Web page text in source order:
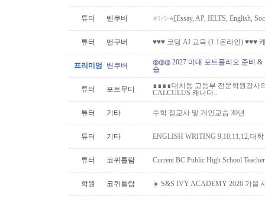
튜터 밴쿠버 ⭐️✨✨⭐️[Essay, AP, IELTS, English,
튜터 밴쿠버 ♥♥♥ 코딩 AI 교육 (1:1온라인) ♥♥♥
프리미엄 밴쿠버
◍◍◍ 2027 미대 포트폴리오 준비 &
습
튜터 포트무디
∎∎∎∎대치동 고등부 전문학원강사
CALCULUS 캐나다..
튜터 기타 수학 정교사 및 개인교습 30년
튜터 기타 ENGLISH WRITING 9,10,11,12,대
튜터 코퀴틀람 Current BC Public High School
학원 코퀴틀람 ☀️ S&S IVY ACADEMY 2026 가을